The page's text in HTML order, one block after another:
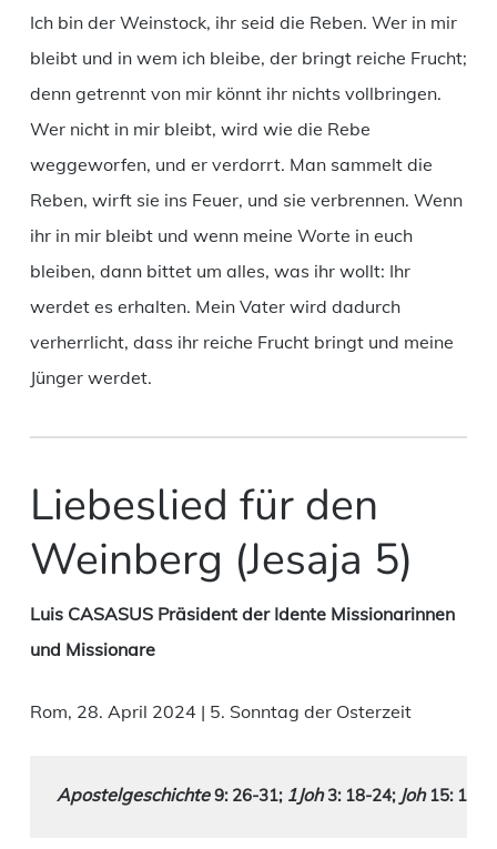
Ich bin der Weinstock, ihr seid die Reben. Wer in mir
bleibt und in wem ich bleibe, der bringt reiche Frucht;
denn getrennt von mir könnt ihr nichts vollbringen.
Wer nicht in mir bleibt, wird wie die Rebe
weggeworfen, und er verdorrt. Man sammelt die
Reben, wirft sie ins Feuer, und sie verbrennen. Wenn
ihr in mir bleibt und wenn meine Worte in euch
bleiben, dann bittet um alles, was ihr wollt: Ihr
werdet es erhalten. Mein Vater wird dadurch
verherrlicht, dass ihr reiche Frucht bringt und meine
Jünger werdet.
Liebeslied für den
Weinberg (Jesaja 5)
Luis CASASUS Präsident der Idente Missionarinnen
und Missionare
Rom, 28. April 2024 | 5. Sonntag der Osterzeit
Apostelgeschichte 9: 26-31; 1Joh 3: 18-24; Joh 15: 1-8